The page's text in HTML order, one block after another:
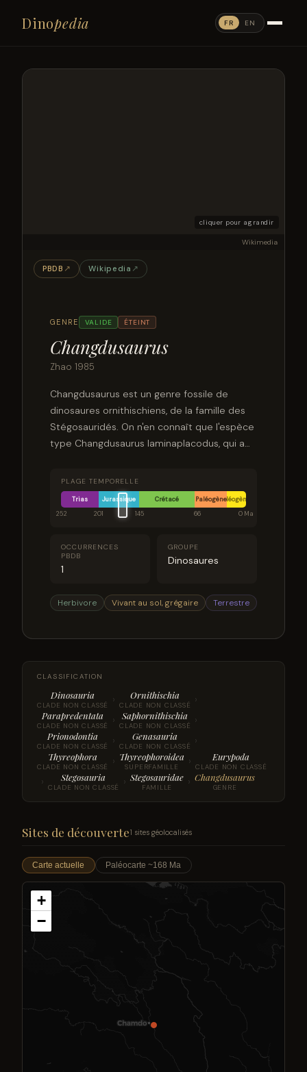
Dinopedia FR EN
GENRE VALIDE ÉTEINT
Changdusaurus
Zhao 1985
Changdusaurus est un genre fossile de
dinosaures ornithischiens, de la famille des
Stégosauridés. On n'en connaît que l'espèce
type Changdusaurus laminaplacodus, qui a
161 millions d'années, dans ce qui est
aujourd’hui le Tibet. Ce genre est considéré
comme un nomen nudum depuis 1992 par
PLAGE TEMPORELLE
Trias Jurassique Crétacé PaléogèneNéogène
252
201 145 66 0 Ma
OCCURRENCES
PBDB
1
GROUPE
Dinosaures
Herbivore Vivant au sol, grégaire Terrestre
cliquer pour agrandir
Wikimedia
PBDB ↗ Wikipedia ↗
CLASSIFICATION
Dinosauria
CLADE NON CLASSÉ › Ornithischia
CLADE NON CLASSÉ ›
Parapredentata
CLADE NON CLASSÉ › Saphornithischia
CLADE NON CLASSÉ ›
Prionodontia
CLADE NON CLASSÉ › Genasauria
CLADE NON CLASSÉ ›
Thyreophora
CLADE NON CLASSÉ › Thyreophoroidea
SUPERFAMILLE › Eurypoda
CLADE NON CLASSÉ
› Stegosauria
CLADE NON CLASSÉ › Stegosauridae
FAMILLE › Changdusaurus
GENRE
Sites de découverte1 sites géolocalisés
Carte actuelle Paléocarte ~168 Ma
+
−